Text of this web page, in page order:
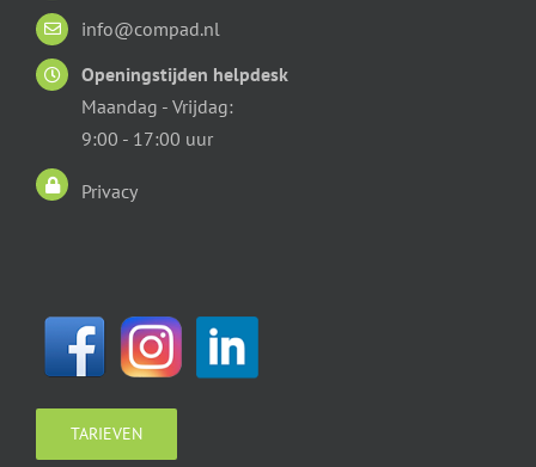
info@compad.nl
Openingstijden helpdesk
Maandag - Vrijdag:
9:00 - 17:00 uur
Privacy
TARIEVEN